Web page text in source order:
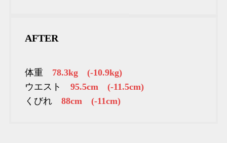
AFTER
体重 78.3kg (-10.9kg)
ウエスト 95.5cm (-11.5cm)
くびれ 88cm (-11cm)